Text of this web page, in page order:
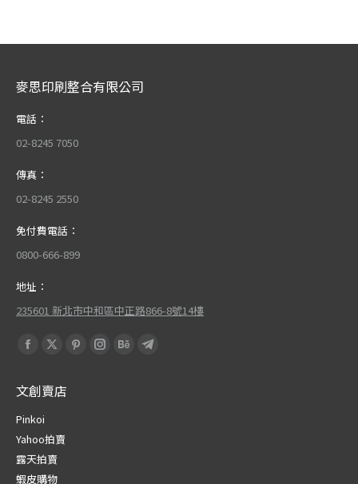
麥思印刷整合有限公司
電話：
02-8245 7050
傳真：
02-8245 2550
免付費電話：
0800-666-899
地址：
235601 新北市中和區中正路866-8號14樓
Find us on:
Facebook
opens
in
new
window
X
opens
new
window
PinterestInstagram
BehanceTelegram
文創賣店
Pinkoi
Yahoo拍賣
露天拍賣
蝦皮購物